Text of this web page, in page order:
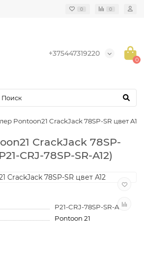
0 0
+375447319220
0
Pontoon21 CrackJack 78SP-SR цвет A12
CrackJack 78SP-
CRJ-78SP-SR-A12)
P21-CRJ-78SP-SR-A12
Pontoon 21